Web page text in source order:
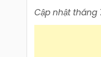
Cập nhật tháng